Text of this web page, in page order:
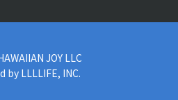
JOY LLC
byLLLLIFE, INC.